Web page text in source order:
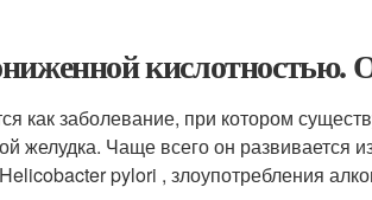
как заболевание, при котором
желудка. Чаще всего он развивается
pylori , злоупотребления